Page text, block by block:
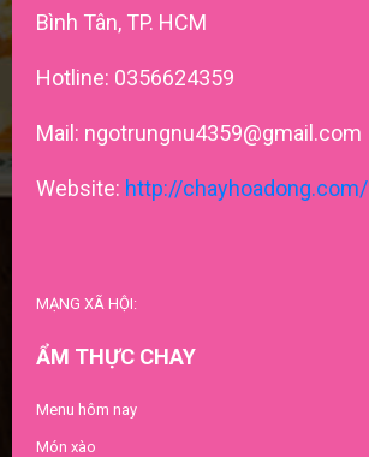
Bình Tân, TP. HCM
Hotline: 0356624359
Mail: ngotrungnu4359@gmail.com
Website: http://chayhoadong.com/
MẠNG XÃ HỘI:
ẨM THỰC CHAY
Menu hôm nay
Món xào